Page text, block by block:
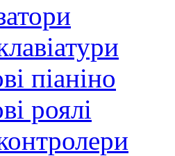
піаніно
роялі